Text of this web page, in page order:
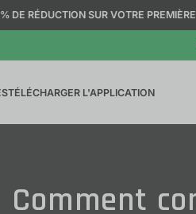
VOTRE PREMIÈRE COMMANDE VIA
TÉLÉCHARGER L'APPLICATION
Comment